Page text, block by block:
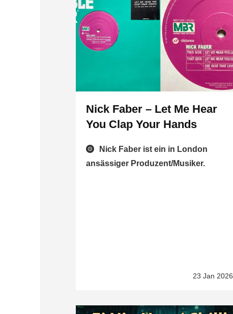
Nick Faber – Let Me Hear
You Clap Your Hands
Nick Faber ist ein in London
ansässiger Produzent/Musiker.
23 Jan 2026